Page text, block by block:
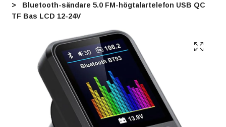
Bluetooth-sändare 5.0 FM-högtalartelefon USB QC
TF Bas LCD 12-24V